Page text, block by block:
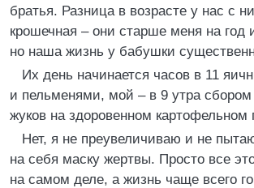
братья. Разница в возрасте у нас с
крошечная – они старше меня на год
но наша жизнь у бабушки
Их день начинается часов в 11
и пельменями, мой – в 9 утра сбором
жуков на здоровенном картофельном
Нет, я не преувеличиваю и не
на себя маску жертвы. Просто все
на самом деле, а жизнь чаще всего